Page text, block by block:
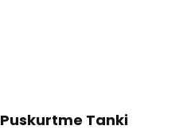
Puskurtme Tanki